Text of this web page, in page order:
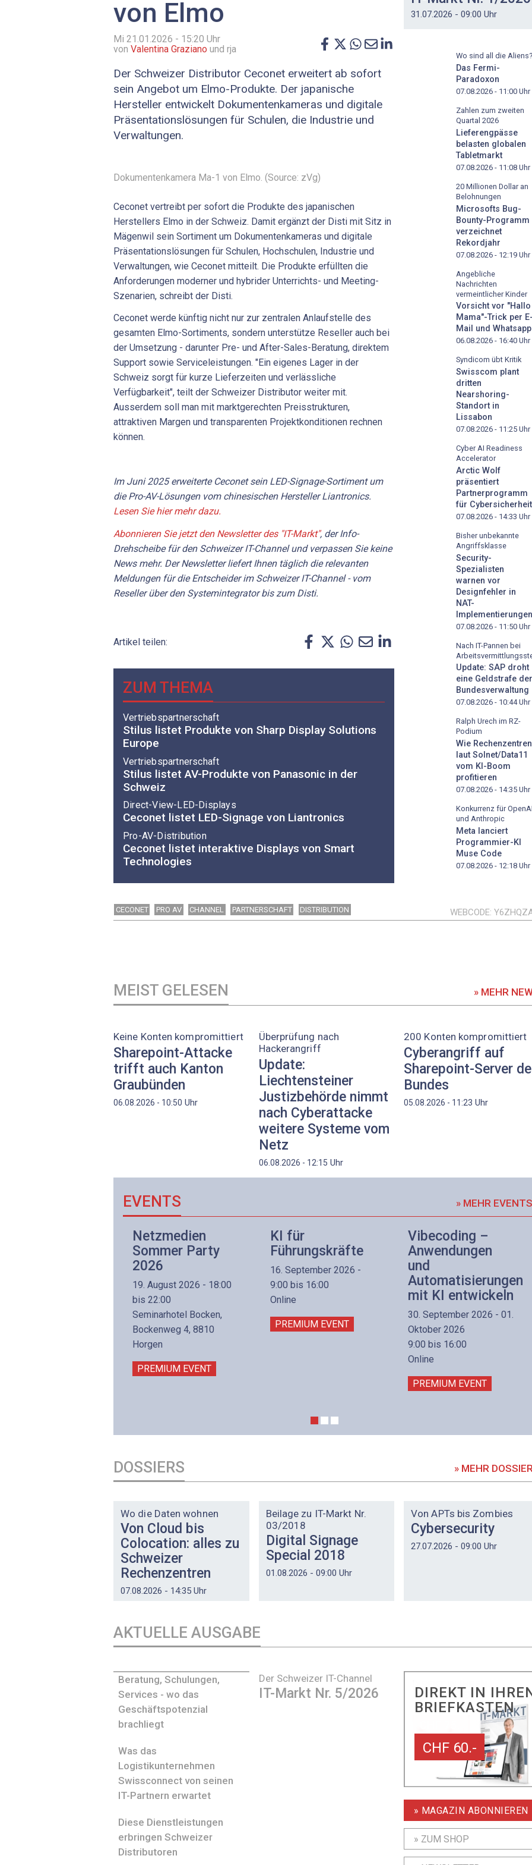
von Elmo
Mi 21.01.2026 - 15:20 Uhr
von Valentina Graziano und rja
Der Schweizer Distributor Ceconet erweitert ab sofort
sein Angebot um Elmo-Produkte. Der japanische
Hersteller entwickelt Dokumentenkameras und digitale
Präsentationslösungen für Schulen, die Industrie und
Verwaltungen.
Dokumentenkamera Ma-1 von Elmo. (Source: zVg)
Ceconet vertreibt per sofort die Produkte des japanischen
Herstellers Elmo in der Schweiz. Damit ergänzt der Disti mit Sitz in
Mägenwil sein Sortiment um Dokumentenkameras und digitale
Präsentationslösungen für Schulen, Hochschulen, Industrie und
Verwaltungen, wie Ceconet mitteilt. Die Produkte erfüllten die
Anforderungen moderner und hybrider Unterrichts- und Meeting-
Szenarien, schreibt der Disti.
Ceconet werde künftig nicht nur zur zentralen Anlaufstelle des
gesamten Elmo-Sortiments, sondern unterstütze Reseller auch bei
der Umsetzung - darunter Pre- und After-Sales-Beratung, direktem
Support sowie Serviceleistungen. "Ein eigenes Lager in der
Schweiz sorgt für kurze Lieferzeiten und verlässliche
Verfügbarkeit", teilt der Schweizer Distributor weiter mit.
Ausserdem soll man mit marktgerechten Preisstrukturen,
attraktiven Margen und transparenten Projektkonditionen rechnen
können.
Im Juni 2025 erweiterte Ceconet sein LED-Signage-Sortiment um
die Pro-AV-Lösungen vom chinesischen Hersteller Liantronics.
Lesen Sie hier mehr dazu.
Abonnieren Sie jetzt den Newsletter des "IT-Markt", der Info-
Drehscheibe für den Schweizer IT-Channel und verpassen Sie keine
News mehr. Der Newsletter liefert Ihnen täglich die relevanten
Meldungen für die Entscheider im Schweizer IT-Channel - vom
Reseller über den Systemintegrator bis zum Disti.
Artikel teilen:
ZUM THEMA
Vertriebspartnerschaft
Stilus listet Produkte von Sharp Display Solutions
Europe
Vertriebspartnerschaft
Stilus listet AV-Produkte von Panasonic in der
Schweiz
Direct-View-LED-Displays
Ceconet listet LED-Signage von Liantronics
Pro-AV-Distribution
Ceconet listet interaktive Displays von Smart
Technologies
31.07.2026 - 09:00 Uhr
Wo sind all die Aliens?
Das Fermi-
Paradoxon
07.08.2026 - 11:00 Uhr
Zahlen zum zweiten
Quartal 2026
Lieferengpässe
belasten globalen
Tabletmarkt
07.08.2026 - 11:08 Uhr
20 Millionen Dollar an
Belohnungen
Microsofts Bug-
Bounty-Programm
verzeichnet
Rekordjahr
07.08.2026 - 12:19 Uhr
Angebliche
Nachrichten
vermeintlicher Kinder
Vorsicht vor "Hallo
Mama"-Trick per E-
Mail und Whatsapp
06.08.2026 - 16:40 Uhr
Syndicom übt Kritik
Swisscom plant
dritten
Nearshoring-
Standort in
Lissabon
07.08.2026 - 11:25 Uhr
Cyber AI Readiness
Accelerator
Arctic Wolf
präsentiert
Partnerprogramm
für Cybersicherheit
07.08.2026 - 14:33 Uhr
Bisher unbekannte
Angriffsklasse
Security-
Spezialisten
warnen vor
Designfehler in
NAT-
Implementierungen
07.08.2026 - 11:50 Uhr
Nach IT-Pannen bei
Update: SAP droht
eine Geldstrafe der
Bundesverwaltung
07.08.2026 - 10:44Uhr
Ralph Urech im RZ-
Podium
Wie Rechenzentren
laut Solnet/Data11
vom KI-Boom
profitieren
07.08.2026 - 14:35 Uhr
Konkurrenz für OpenAI
und Anthropic
Meta lanciert
Programmier-KI
Muse Code
07.08.2026 - 12:18 Uhr
CECONET PRO AV CHANNEL PARTNERSCHAFT DISTRIBUTION WEBCODE
MEIST GELESEN » MEHR
Keine Konten kompromittiert
Sharepoint-Attacke
trifft auch Kanton
Graubünden
06.08.2026 - 10:50 Uhr
Überprüfung nach
Hackerangriff
Update:
Liechtensteiner
Justizbehörde nimmt
nach Cyberattacke
weitere Systeme vom
Netz
06.08.2026 - 12:15 Uhr
200 Konten kompromittiert
Cyberangriff auf
Sharepoint-Server
Bundes
05.08.2026 - 11:23 Uhr
EVENTS » MEHR EVENTS
Netzmedien
Sommer Party
2026
19. August 2026 - 18:00
bis 22:00
Seminarhotel Bocken,
Bockenweg 4, 8810
Horgen
PREMIUM EVENT
KI für
Führungskräfte
16. September 2026 -
9:00 bis 16:00
Online
PREMIUM EVENT
Vibecoding –
Anwendungen
und
Automatisierungen
mit KI entwickeln
30. September 2026 - 01.
Oktober 2026
9:00 bis 16:00
Online
PREMIUM EVENT
DOSSIERS » MEHR
Wo die Daten wohnen
Von Cloud bis
Colocation: alles zu
Schweizer
Rechenzentren
07.08.2026 - 14:35 Uhr
Beilage zu IT-Markt Nr.
03/2018
Digital Signage
Special 2018
01.08.2026 - 09:00 Uhr
Von APTs bis Zombies
Cybersecurity
27.07.2026 - 09:00 Uhr
AKTUELLE AUSGABE
Der Schweizer IT-Channel
IT-Markt Nr. 5/2026
Beratung, Schulungen,
Services - wo das
Geschäftspotenzial
brachliegt
Was das
Logistikunternehmen
Swissconnect von seinen
IT-Partnern erwartet
Diese Dienstleistungen
erbringen Schweizer
Distributoren
DIREKT IN
BRIEFKASTEN
CHF 60.-
» MAGAZIN ABONNIEREN
» ZUM SHOP